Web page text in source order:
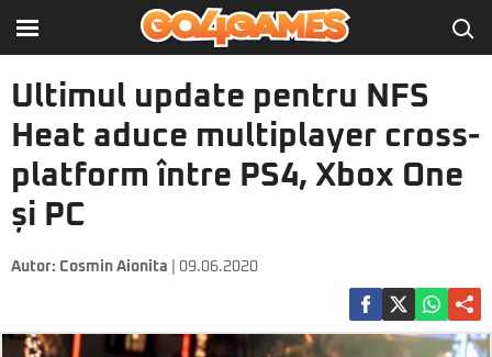
Ultimul update pentru NFS
Heat aduce multiplayer cross-
platform între PS4, Xbox One
și PC
Autor: Cosmin Aionita | 09.06.2020